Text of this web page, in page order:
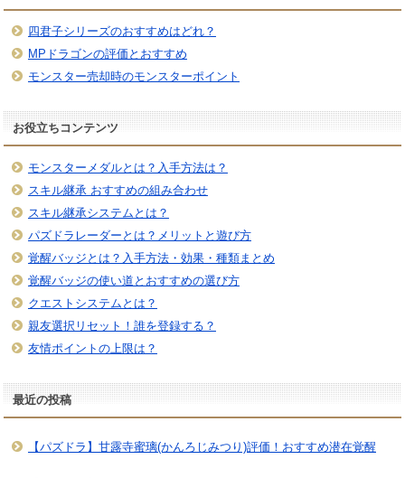
四君子シリーズのおすすめはどれ？
MPドラゴンの評価とおすすめ
モンスター売却時のモンスターポイント
お役立ちコンテンツ
モンスターメダルとは？入手方法は？
スキル継承 おすすめの組み合わせ
スキル継承システムとは？
パズドラレーダーとは？メリットと遊び方
覚醒バッジとは？入手方法・効果・種類まとめ
覚醒バッジの使い道とおすすめの選び方
クエストシステムとは？
親友選択リセット！誰を登録する？
友情ポイントの上限は？
最近の投稿
【パズドラ】甘露寺蜜璃(かんろじみつり)評価！おすすめ潜在覚醒